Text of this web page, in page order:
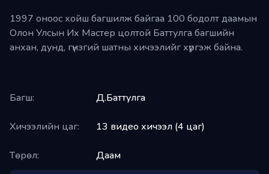
Plus+ үйлчилгээнд нэгдээд бүх
видео хичээлүүдийг үзэх
1997 оноос хойш багшилж байгаа 100 бодолт даамын
Олон Улсын Их Мастер цолтой Баттулга багшийн
анхан, дунд, гүнзгий шатны хичээлийг хүргэж байна.
Багш:
Хичээлийн цаг:
Төрөл:
Д.Баттулга
13 видео хичээл (4 цаг)
Даам